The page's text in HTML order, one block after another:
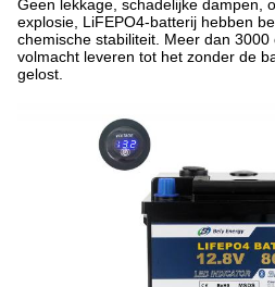
Geen lekkage, schadelijke dampen,
explosie, LiFEPO4-batterij hebben
chemische stabiliteit. Meer dan
volmacht leveren tot het zonder de
gelost.